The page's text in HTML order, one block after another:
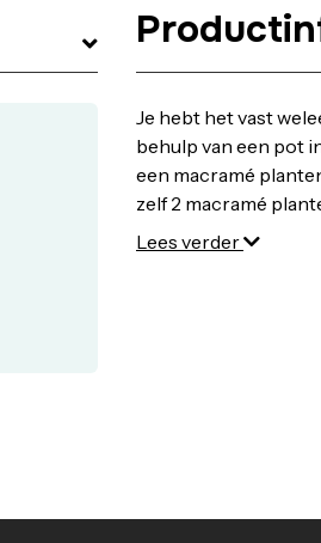
Je hebt het vast
behulp van een pot
een macramé
zelf 2 macramé
2 ringetjes en een
Lees verder